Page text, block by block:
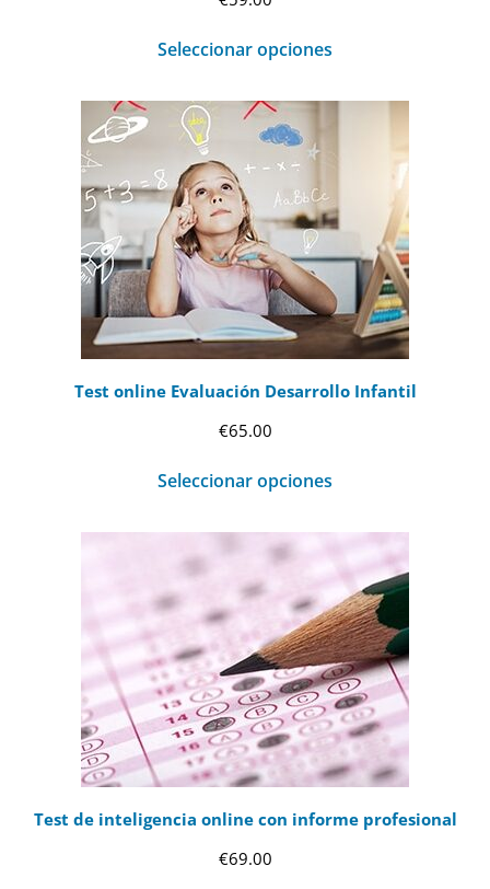
Seleccionar opciones
Test online Evaluación Desarrollo Infantil
€65.00
Seleccionar opciones
Test de inteligencia online con informe profesional
€69.00